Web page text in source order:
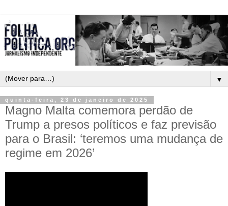
▼
quinta-feira, 23 de janeiro de 2025
Magno Malta comemora perdão de
Trump a presos políticos e faz previsão
para o Brasil: ‘teremos uma mudança de
regime em 2026’